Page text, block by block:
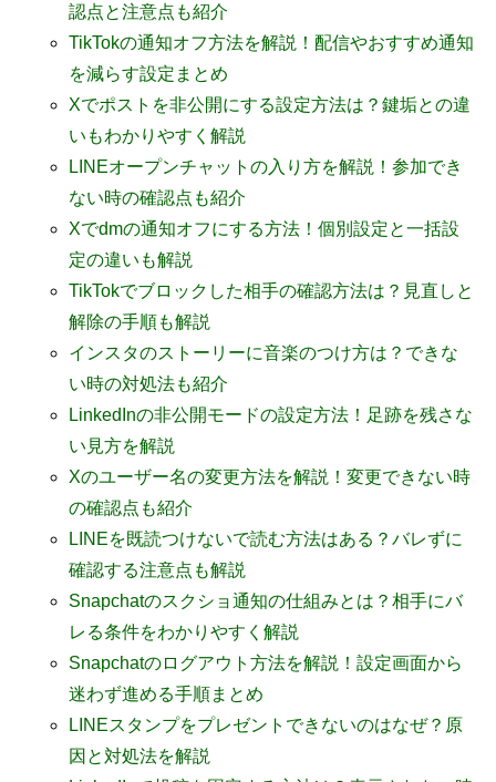
認点と注意点も紹介
TikTokの通知オフ方法を解説！配信やおすすめ通知
を減らす設定まとめ
Xでポストを非公開にする設定方法は？鍵垢との違
いもわかりやすく解説
LINEオープンチャットの入り方を解説！参加でき
ない時の確認点も紹介
Xでdmの通知オフにする方法！個別設定と一括設
定の違いも解説
TikTokでブロックした相手の確認方法は？見直しと
解除の手順も解説
インスタのストーリーに音楽のつけ方は？できな
い時の対処法も紹介
LinkedInの非公開モードの設定方法！足跡を残さな
い見方を解説
Xのユーザー名の変更方法を解説！変更できない時
の確認点も紹介
LINEを既読つけないで読む方法はある？バレずに
確認する注意点も解説
Snapchatのスクショ通知の仕組みとは？相手にバ
レる条件をわかりやすく解説
Snapchatのログアウト方法を解説！設定画面から
迷わず進める手順まとめ
LINEスタンプをプレゼントできないのはなぜ？原
因と対処法を解説